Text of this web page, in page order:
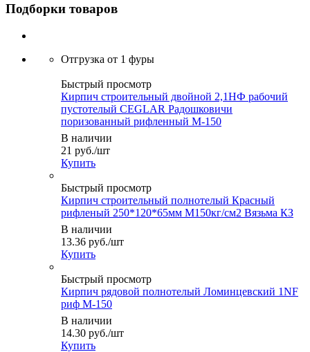
Подборки товаров
Быстрый просмотр
Кирпич строительный двойной 2,1НФ рабочий
пустотелый CEGLAR Радошковичи
поризованный рифленный М-150
В наличии
21 руб./шт
Купить
Быстрый просмотр
Кирпич строительный полнотелый Красный
рифленый 250*120*65мм М150кг/см2 Вязьма КЗ
В наличии
13.36 руб./шт
Купить
Быстрый просмотр
Кирпич рядовой полнотелый Ломинцевский 1NF
риф М-150
В наличии
14.30 руб./шт
Купить